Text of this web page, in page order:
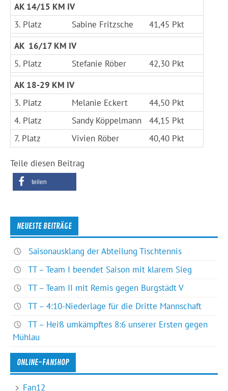
AK 14/15 KM IV
3. Platz
Sabine Fritzsche
41,45 Pkt
AK 16/17 KM IV
5. Platz
Stefanie Röber
42,30 Pkt
AK 18-29 KM IV
3. Platz
Melanie Eckert
44,50 Pkt
4. Platz
Sandy Köppelmann
44,15 Pkt
7. Platz
Vivien Röber 40,40 Pkt
Teile diesen Beitrag
teilen
NEUESTE BEITRÄGE
Saisonausklang der Abteilung Tischtennis
TT – Team I beendet Saison mit klarem Sieg
TT – Team II mit Remis gegen Burgstädt V
TT – 4:10-Niederlage für die Dritte Mannschaft
TT – Heiß umkämpftes 8:6 unserer Ersten gegen
Mühlau
ONLINE-FANSHOP
Fan12